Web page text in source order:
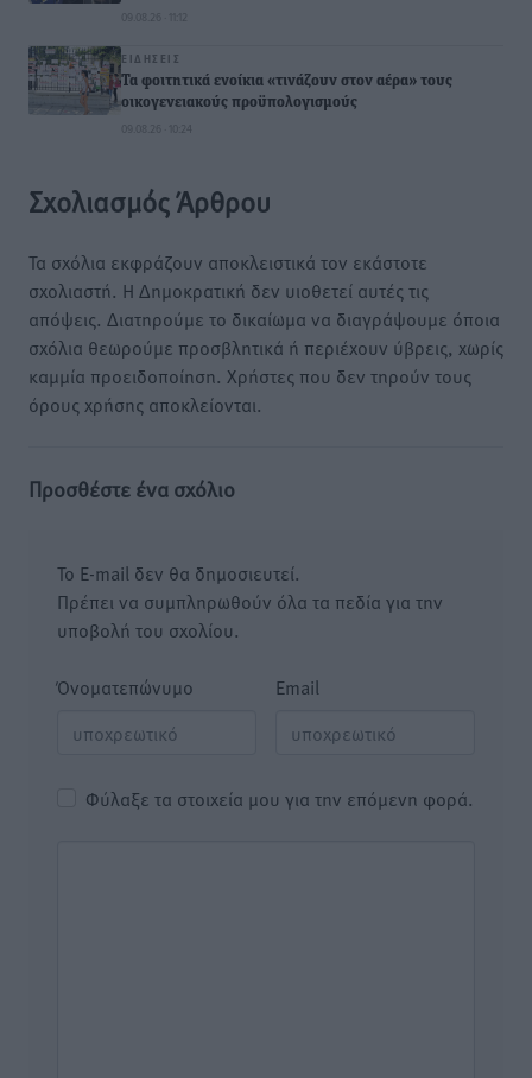
09.08.26 · 11:12
ΕΙΔΉΣΕΙΣ
Τα φοιτητικά ενοίκια «τινάζουν στον αέρα» τους
οικογενειακούς προϋπολογισμούς
09.08.26 · 10:24
Σχολιασμός Άρθρου
Τα σχόλια εκφράζουν αποκλειστικά τον εκάστοτε
σχολιαστή. Η Δημοκρατική δεν υιοθετεί αυτές τις
απόψεις. Διατηρούμε το δικαίωμα να διαγράψουμε όποια
σχόλια θεωρούμε προσβλητικά ή περιέχουν ύβρεις, χωρίς
καμμία προειδοποίηση. Χρήστες που δεν τηρούν τους
όρους χρήσης αποκλείονται.
Προσθέστε ένα σχόλιο
Το E-mail δεν θα δημοσιευτεί.
Πρέπει να συμπληρωθούν όλα τα πεδία για την
υποβολή του σχολίου.
Όνοματεπώνυμο Email
Φύλαξε τα στοιχεία μου για την επόμενη φορά.